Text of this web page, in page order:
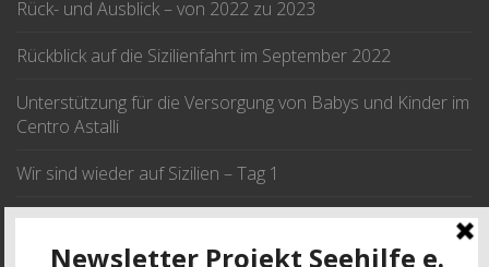
Rück- und Ausblick – von 2022 zu 2023
Rückblick auf die Sizilienfahrt im September 2022
Unterstützung für die Versorgung von Babys und Kinder im
Centro Astalli
Wir sind wieder auf Sizilien – Tag 1
Wir fahren im September nach Sizilien